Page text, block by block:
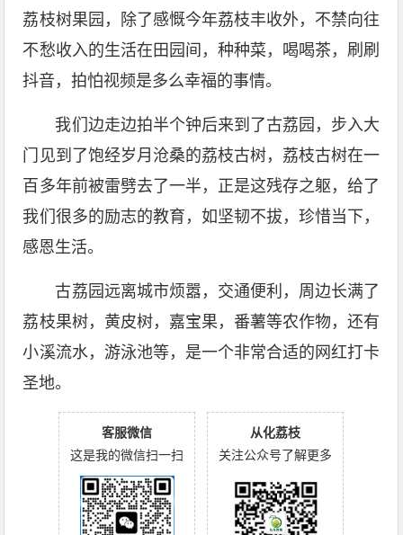
荔枝树果园，除了感慨今年荔枝丰收外，不禁向往
不愁收入的生活在田园间，种种菜，喝喝茶，刷刷
抖音，拍怕视频是多么幸福的事情。
我们边走边拍半个钟后来到了古荔园，步入大
门见到了饱经岁月沧桑的荔枝古树，荔枝古树在一
百多年前被雷劈去了一半，正是这残存之躯，给了
我们很多的励志的教育，如坚韧不拔，珍惜当下，
感恩生活。
古荔园远离城市烦嚣，交通便利，周边长满了
荔枝果树，黄皮树，嘉宝果，番薯等农作物，还有
小溪流水，游泳池等，是一个非常合适的网红打卡
圣地。
客服微信
这是我的微信扫一扫
从化荔枝
关注公众号了解更多